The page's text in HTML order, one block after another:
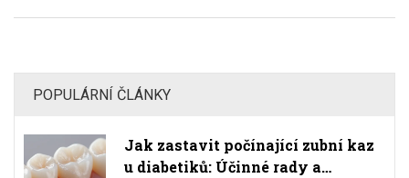
POPULÁRNÍ ČLÁNKY
Jak zastavit počínající zubní kaz
u diabetiků: Účinné rady a